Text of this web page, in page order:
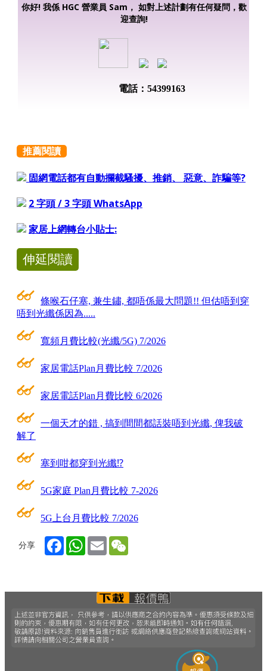
你好! 我係 HGC 營業員 Sam， 如對上述計劃有任何疑問，歡
迎查詢!
電話：54399163
推薦閱讀
固網電話都有自動攔截騷擾、推銷、 惡意、詐騙等?
2 字頭 / 3 字頭 WhatsApp
家居上網轉台小貼士:
伸延閱讀
條喉石仔塞, 兼生鏽, 都唔係最大問題!! 但估唔到穿
唔到光纖係因為.....
寬頻月費比較(光纖/5G) 7/2026
家居電話Plan月費比較 7/2026
家居電話Plan月費比較 6/2026
一個天才的錯 , 搞到間間都話裝唔到光纖, 俾我破
解了
塞到咁都穿到光纖⁉
5G家庭 Plan月費比較 7-2026
5G上台月費比較 7/2026
分享 FacebookWhatsApp
Email